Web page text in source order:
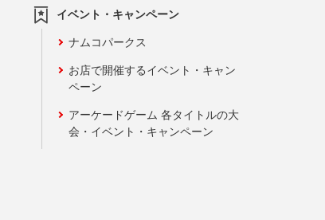
イベント・キャンペーン
ナムコパークス
お店で開催するイベント・キャン
ペーン
アーケードゲーム 各タイトルの大
会・イベント・キャンペーン